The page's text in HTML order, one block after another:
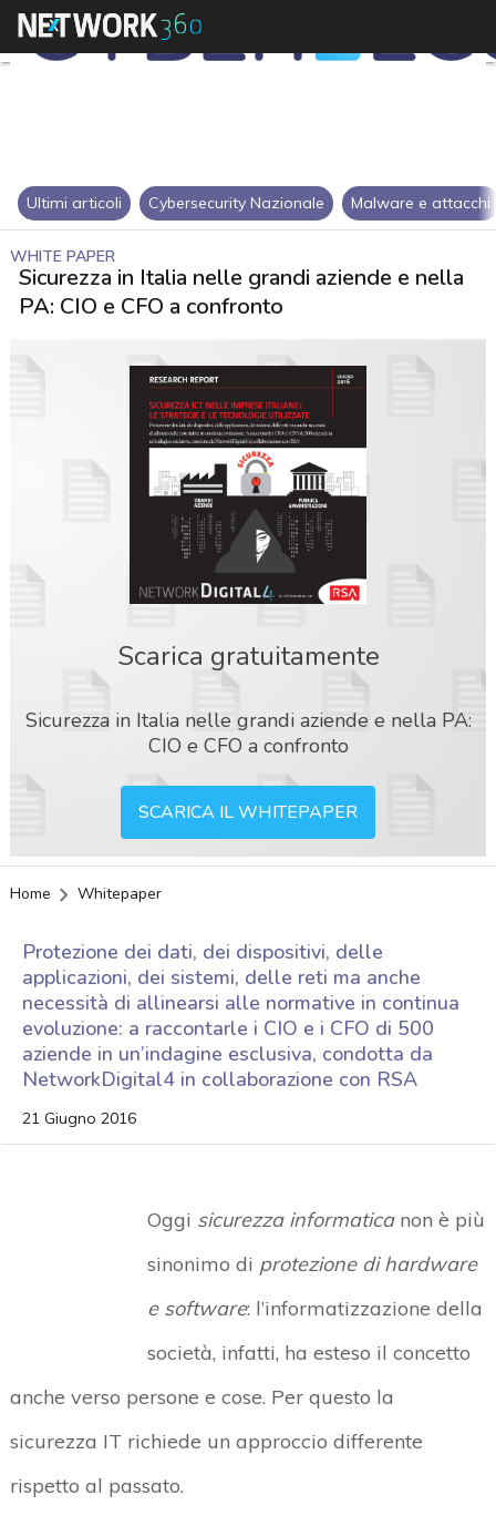
Ultimi articoli Cybersecurity Nazionale Malware e attacchi
WHITE PAPER
Sicurezza in Italia nelle grandi aziende e nella
PA: CIO e CFO a confronto
Scarica gratuitamente
Sicurezza in Italia nelle grandi aziende e nella PA:
CIO e CFO a confronto
SCARICA IL WHITEPAPER
Home Whitepaper
Protezione dei dati, dei dispositivi, delle
applicazioni, dei sistemi, delle reti ma anche
necessità di allinearsi alle normative in continua
evoluzione: a raccontarle i CIO e i CFO di 500
aziende in un’indagine esclusiva, condotta da
NetworkDigital4 in collaborazione con RSA
21 Giugno 2016
Oggi sicurezza informaticanon è più
sinonimo di protezione di hardware
e software: l’informatizzazione della
società, infatti, ha esteso il concetto
anche verso persone e cose. Per questo la
sicurezza IT richiede un approccio differente
rispetto al passato.